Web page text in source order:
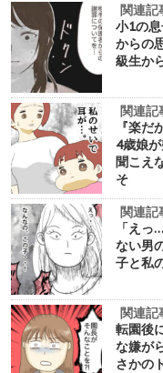
関連記
小1の
からの
級生か
関連記
『楽
4歳娘
聞こえ
そ
関連記
「え
ない男
子と私
関連記
転園後
な嫌が
さかの